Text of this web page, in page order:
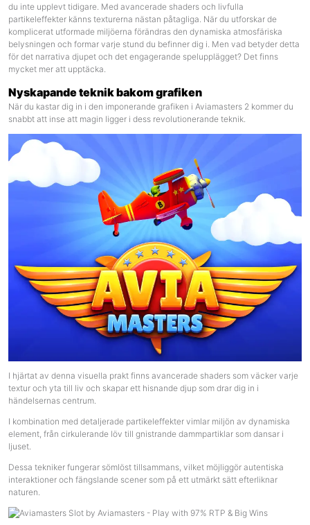
du inte upplevt tidigare. Med avancerade shaders och livfulla
partikeleffekter känns texturerna nästan påtagliga. När du utforskar de
komplicerat utformade miljöerna förändras den dynamiska atmosfäriska
belysningen och formar varje stund du befinner dig i. Men vad betyder detta
för det narrativa djupet och det engagerande spelupplägget? Det finns
mycket mer att upptäcka.
Nyskapande teknik bakom grafiken
När du kastar dig in i den imponerande grafiken i Aviamasters 2 kommer du
snabbt att inse att magin ligger i dess revolutionerande teknik.
I hjärtat av denna visuella prakt finns avancerade shaders som väcker varje
textur och yta till liv och skapar ett hisnande djup som drar dig in i
händelsernas centrum.
I kombination med detaljerade partikeleffekter vimlar miljön av dynamiska
element, från cirkulerande löv till gnistrande dammpartiklar som dansar i
ljuset.
Dessa tekniker fungerar sömlöst tillsammans, vilket möjliggör autentiska
interaktioner och fängslande scener som på ett utmärkt sätt efterliknar
naturen.